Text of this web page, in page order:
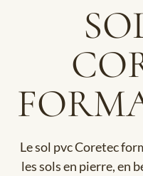
Le sol pvc Coretec
les sols en pierre, en